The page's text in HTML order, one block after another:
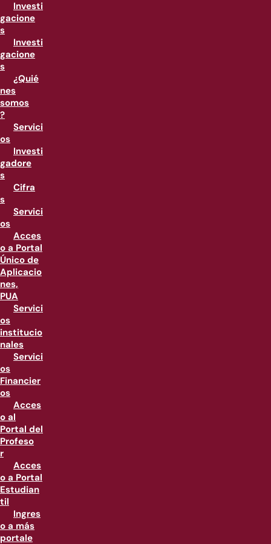
Investi
gacione
s
Investi
gacione
s
¿Quié
nes
somos
?
Servici
os
Investi
gadore
s
Cifra
s
Servici
os
Acces
o a Portal
Único de
Aplicacio
nes,
PUA
Servici
os
institucio
nales
Servici
os
Financier
os
Acces
o al
Portal del
Profeso
r
Acces
o a Portal
Estudian
til
Ingres
o a más
portale